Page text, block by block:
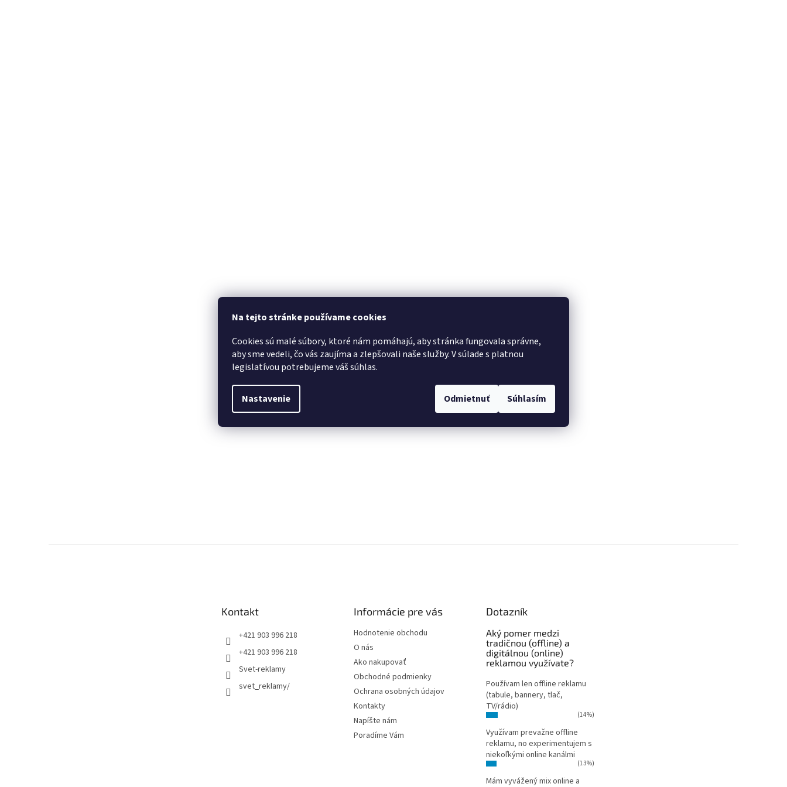
Na tejto stránke používame cookies
Cookies sú malé súbory, ktoré nám pomáhajú, aby stránka fungovala správne,
aby sme vedeli, čo vás zaujíma a zlepšovali naše služby.V súlade s platnou
legislatívou potrebujeme váš súhlas.
Nastavenie Odmietnuť Súhlasím
Kontakt
+421 903 996 218
+421 903 996 218
Svet-reklamy
svet_reklamy/
Informácie pre vás
Hodnotenie obchodu
O nás
Ako nakupovať
Obchodné podmienky
Ochrana osobných údajov
Kontakty
Napíšte nám
Poradíme Vám
Dotazník
Aký pomer medzi
tradičnou (offline) a
digitálnou (online)
reklamou využívate?
Používam len offline reklamu
(tabule, bannery, tlač,
TV/rádio)
(14%)
Využívam prevažne offline
reklamu, no experimentujem s
niekoľkými online kanálmi
(13%)
Mám vyvážený mix online a